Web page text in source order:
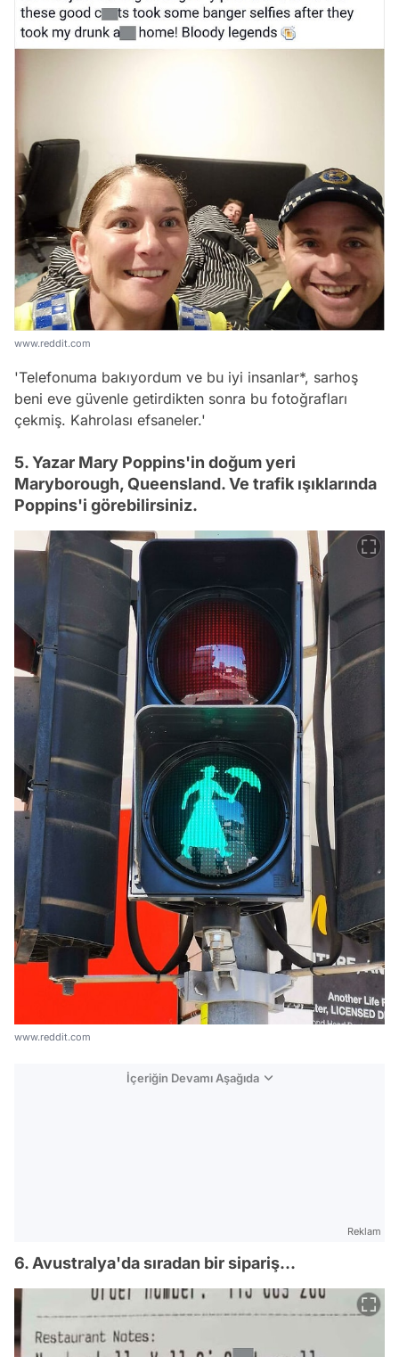
www.reddit.com
'Telefonuma bakıyordum ve bu iyi insanlar*, sarhoş
beni eve güvenle getirdikten sonra bu fotoğrafları
çekmiş. Kahrolası efsaneler.'
5. Yazar Mary Poppins'in doğum yeri
Maryborough, Queensland. Ve trafik ışıklarında
Poppins'i görebilirsiniz.
www.reddit.com
İçeriğin Devamı Aşağıda
Reklam
6. Avustralya'da sıradan bir sipariş...